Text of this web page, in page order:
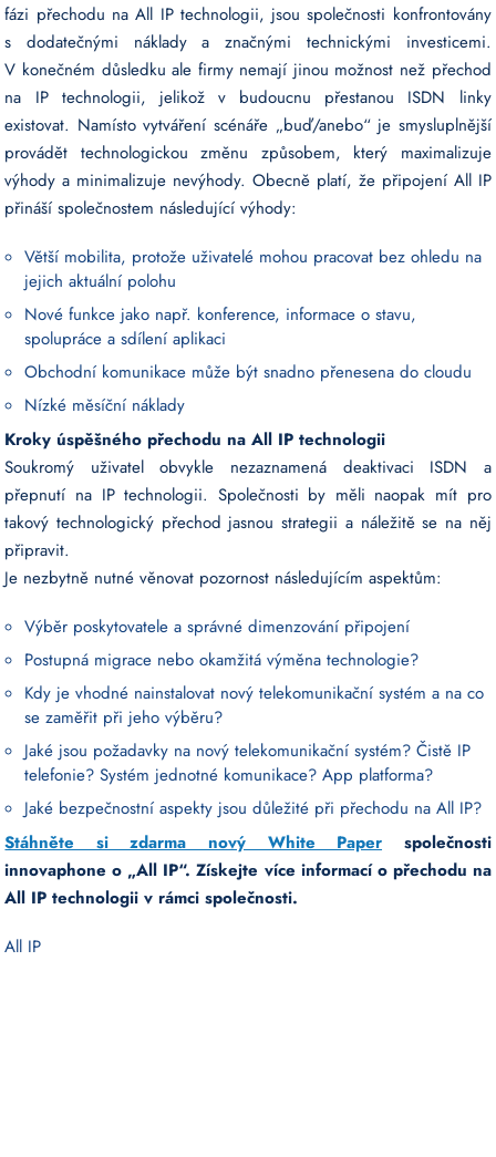
fázi přechodu na All IP technologii, jsou společnosti konfrontovány
s dodatečnými náklady a značnými technickými investicemi.
V konečném důsledku ale firmy nemají jinou možnost než přechod
na IP technologii, jelikož v budoucnu přestanou ISDN linky
existovat. Namísto vytváření scénáře „buď/anebo“ je smysluplnější
provádět technologickou změnu způsobem, který maximalizuje
výhody a minimalizuje nevýhody. Obecně platí, že připojení All IP
přináší společnostem následující výhody:
Větší mobilita, protože uživatelé mohou pracovat bez ohledu na
jejich aktuální polohu
Nové funkce jako např. konference, informace o stavu,
spolupráce a sdílení aplikaci
Obchodní komunikace může být snadno přenesena do cloudu
Nízké měsíční náklady
Kroky úspěšného přechodu na All IP technologii
Soukromý uživatel obvykle nezaznamená deaktivaci ISDN a
přepnutí na IP technologii. Společnosti by měli naopak mít pro
takový technologický přechod jasnou strategii a náležitě se na něj
připravit.
Je nezbytně nutné věnovat pozornost následujícím aspektům:
Výběr poskytovatele a správné dimenzování připojení
Postupná migrace nebo okamžitá výměna technologie?
Kdy je vhodné nainstalovat nový telekomunikační systém a na co
se zaměřit při jeho výběru?
Jaké jsou požadavky na nový telekomunikační systém? Čistě IP
telefonie? Systém jednotné komunikace? App platforma?
Jaké bezpečnostní aspekty jsou důležité při přechodu na All IP?
Stáhněte si zdarma nový White Paper společnosti
innovaphone o „All IP“. Získejte více informací o přechodu na
All IP technologii v rámci společnosti.
All IP